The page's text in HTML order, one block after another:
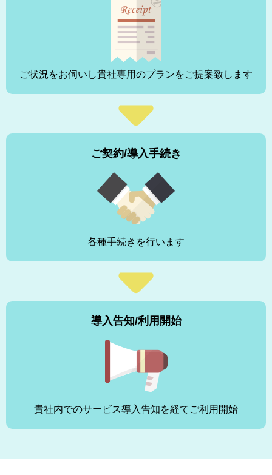
ご状況をお伺いし貴社専用のプランをご提案致します
ご契約/導入手続き
各種手続きを行います
導入告知/利用開始
貴社内でのサービス導入告知を経てご利用開始